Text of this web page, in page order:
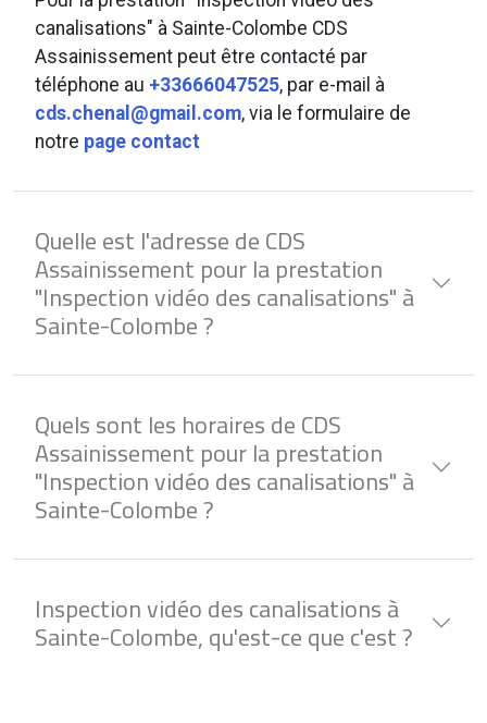
canalisations" à Sainte-Colombe CDS
Assainissement peut être contacté par
téléphone au +33666047525, par e-mail à
cds.chenal@gmail.com, via le formulaire de
notre page contact
Quelle est l'adresse de CDS
Assainissement pour la prestation
"Inspection vidéo des canalisations" à
Sainte-Colombe ?
Quels sont les horaires de CDS
Assainissement pour la prestation
"Inspection vidéo des canalisations" à
Sainte-Colombe ?
Inspection vidéo des canalisations à
Sainte-Colombe, qu'est-ce que c'est ?